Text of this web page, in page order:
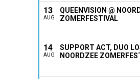
13
AUG
QUEENVISION @
ZOMERFESTIVAL
14
AUG
SUPPORT ACT, DUO
NOORDZEE